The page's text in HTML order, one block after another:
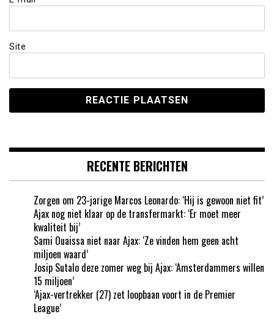
Site
RECENTE BERICHTEN
Zorgen om 23-jarige Marcos Leonardo: ‘Hij is gewoon niet fit’
Ajax nog niet klaar op de transfermarkt: ‘Er moet meer
kwaliteit bij’
Sami Ouaissa niet naar Ajax: ‘Ze vinden hem geen acht
miljoen waard’
Josip Sutalo deze zomer weg bij Ajax: ‘Amsterdammers willen
15 miljoen’
‘Ajax-vertrekker (27) zet loopbaan voort in de Premier
League’